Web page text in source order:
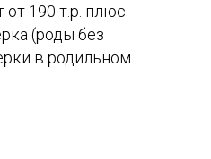
от 190 т.р. плюс
(роды без
в родильном